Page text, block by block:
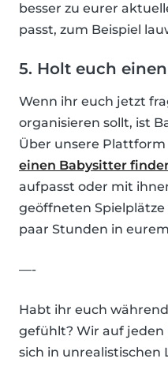
besser zu eurer
passt, zum Beispiel
5. Holt euch
Wenn ihr euch jetzt
organisieren sollt, ist
Über unsere
einen Babysitter
aufpasst oder mit
geöffneten
paar Stunden in
—-
Habt ihr euch
gefühlt? Wir auf jeden
sich in unrealistischen